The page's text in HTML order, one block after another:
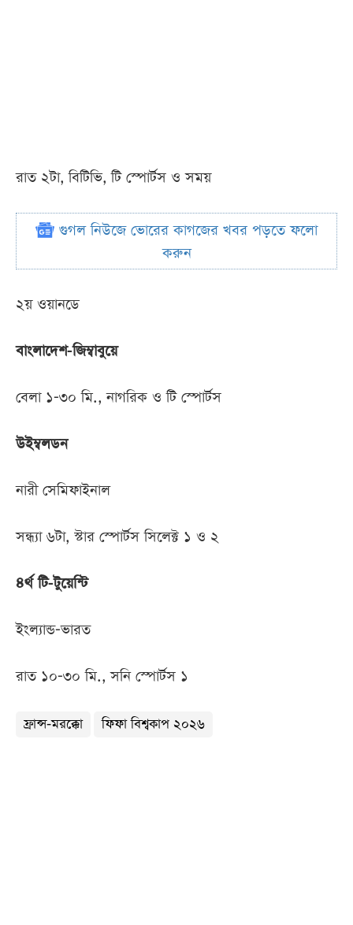
রাত ২টা, বিটিভি, টি স্পোর্টস ও সময়
গুগল নিউজে ভোরের কাগজের খবর পড়তে ফলো
করুন
২য় ওয়ানডে
বাংলাদেশ-জিম্বাবুয়ে
বেলা ১-৩০ মি., নাগরিক ও টি স্পোর্টস
উইম্বলডন
নারী সেমিফাইনাল
সন্ধ্যা ৬টা, স্টার স্পোর্টস সিলেক্ট ১ ও ২
৪র্থ টি-টুয়েন্টি
ইংল্যান্ড-ভারত
রাত ১০-৩০ মি., সনি স্পোর্টস ১
ফ্রান্স-মরক্কো ফিফা বিশ্বকাপ ২০২৬